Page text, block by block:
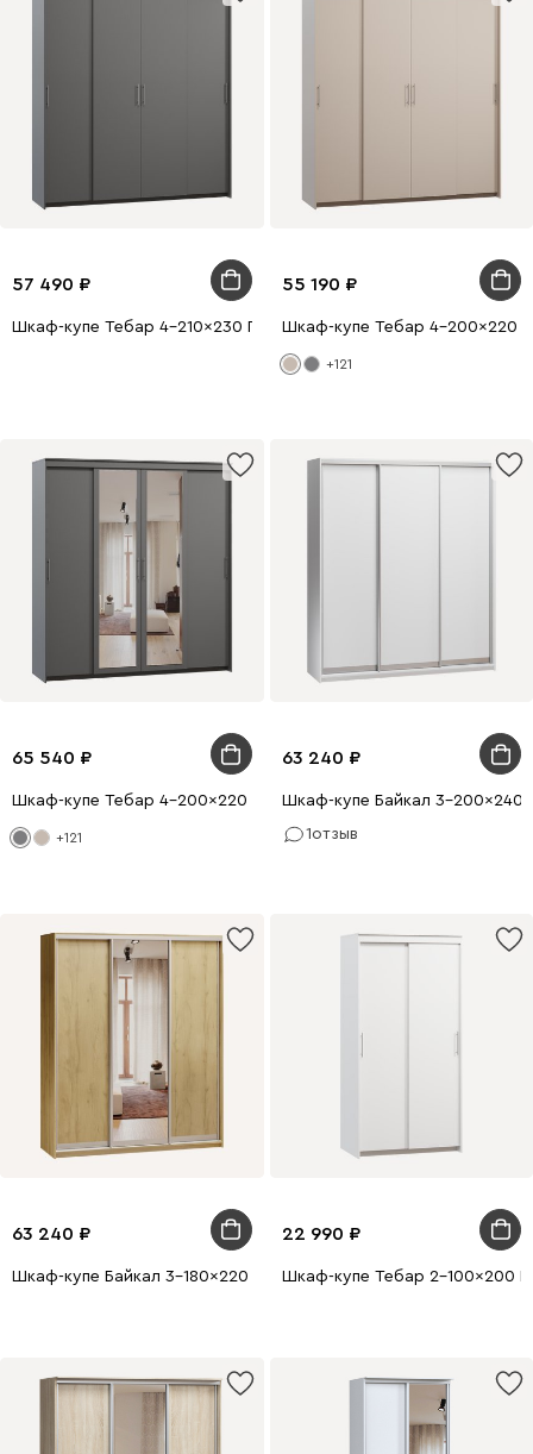
57 490
Шкаф-купе Тебар 4-210x230 Графитовый без зеркал
55 190
Шкаф-купе Тебар 4-200x220
+121
65 540
Шкаф-купе Тебар 4-200x220 Графитовый 2 зеркала
+121
63 240
Шкаф-купе Байкал 3-200x240
1отзыв
63 240
Шкаф-купе Байкал 3-180x220 Дуб Золотистый 1 зеркало
22 990
Шкаф-купе Тебар 2-100x200